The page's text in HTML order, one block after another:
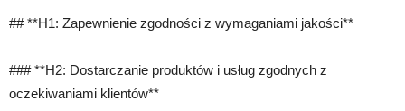
## **H1: Zapewnienie zgodności z wymaganiami jakości**
### **H2: Dostarczanie produktów i usług zgodnych z
oczekiwaniami klientów**